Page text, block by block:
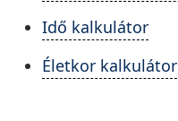
Idő kalkulátor
Életkor kalkulátor